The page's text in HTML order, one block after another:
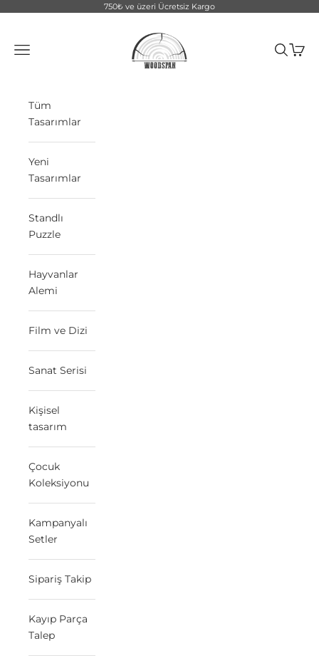
750₺ ve üzeri Ücretsiz Kargo
WoodSpan
Menü
Ara Sepet
Tüm
Tasarımlar
Yeni
Tasarımlar
Standlı
Puzzle
Hayvanlar
Alemi
Film ve Dizi
Sanat Serisi
Kişisel
tasarım
Çocuk
Koleksiyonu
Kampanyalı
Setler
Sipariş Takip
Kayıp Parça
Talep